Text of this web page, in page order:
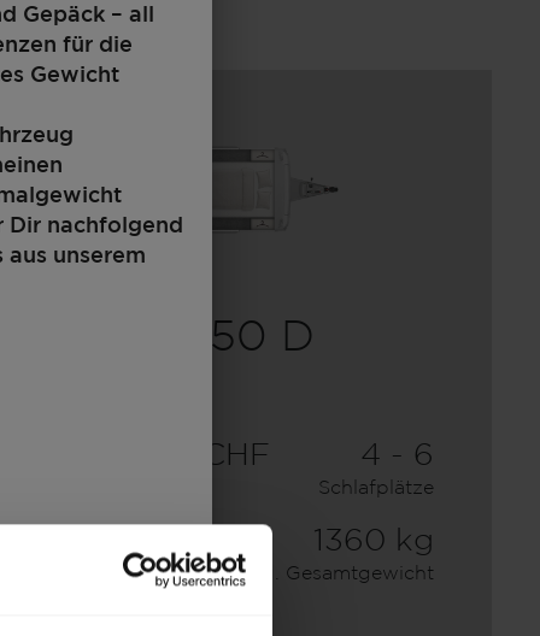
450 D
22.600,– CHF 4 - 6
Schlafplätze
1360 kg
Zulässig. Gesamtgewicht
Gepäck – all
für die
Gewicht
Dir nachfolgend
unserem